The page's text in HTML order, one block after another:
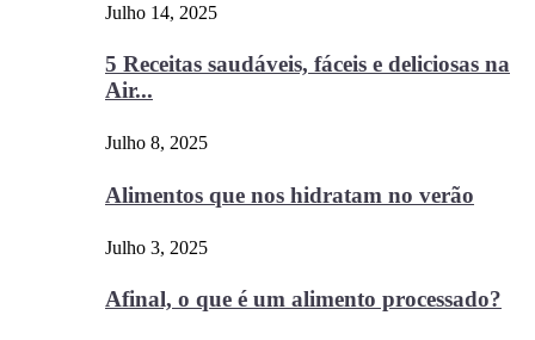
Julho 14, 2025
5 Receitas saudáveis, fáceis e deliciosas na
Air...
Julho 8, 2025
Alimentos que nos hidratam no verão
Julho 3, 2025
Afinal, o que é um alimento processado?